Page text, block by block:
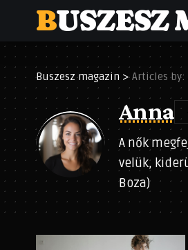
Buszesz magazin >Articles by:
Anna
A nők
velük,
Boza)